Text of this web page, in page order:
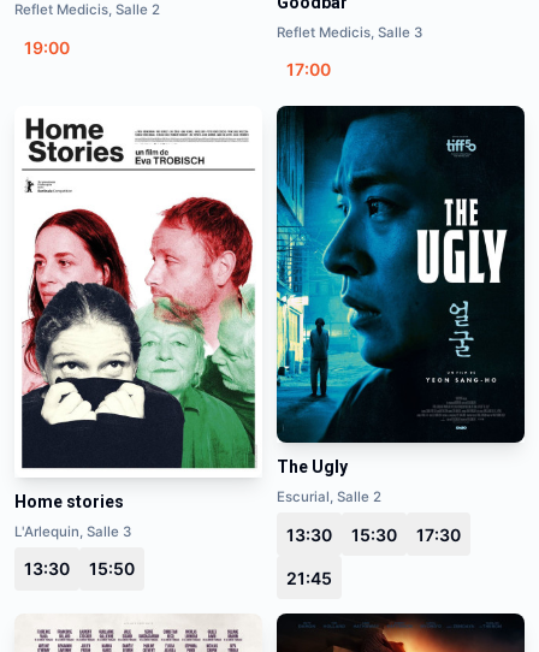
Reflet Medicis, Salle 2
19:00
Reflet Medicis, Salle 3
17:00
Home stories
L'Arlequin, Salle 3
13:30 15:50
The Ugly
Escurial, Salle 2
13:30 15:30 17:30
21:45